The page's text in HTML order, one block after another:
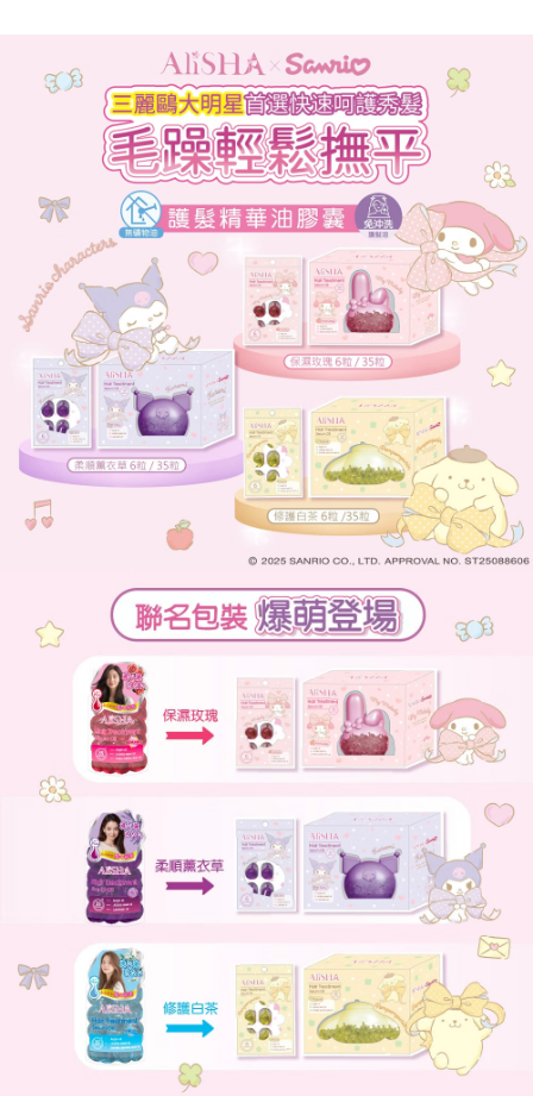
1.分期款項不併入電信帳單，「大哥付你分期」於每月結算日後寄送繳費提
醒簡訊。
2.透過簡訊連結打開帳單後，可選擇「超商條碼／台灣大直營門市／銀行轉
帳／街口支付／iPASS MONEY」等通路繳費。
【注意事項】
1.本服務係由「台灣大哥大股份有限公司」（以下簡稱本公司）所提供，讓
用戶於交易時，得透過本服務購買商品或服務，並由商店將買賣／分期付款
買賣價金債權讓與本公司後，依約使用本公司帳單繳交帳款。
2.基於同意付款使用「大哥付你分期」之契約關係目的，商店將以您的個人
資料（包含姓名、電話或地址）提供予台灣大哥大進項蒐集、處理及利用，
由本公司與您本人進行分期帳單所需資料之確認、核對及更正。
3.完整用戶服務條款，請詳閱以下連結：https://oppay.tw/userRule
【「AFTEE先享後付」結帳流程】
１．於結帳方式選擇「AFTEE先享後付」後，將跳轉至「AFTEE先享後付」
結帳頁面，進行簡訊認證並確認金額後，即可完成結帳。
２．訂單成立數日內，您將收到繳費通知簡訊。
３．收到繳費通知簡訊後14天內，點擊此簡訊中的連結，可透過四大超商／
ATM／網路銀行／等多元方式進行付款，方視為交易完成。
※ 請注意：結帳手續完成當下不需立刻繳費，但若您需要取消訂單，請聯絡
購買商品的店家。未經商家同意取消之訂單仍視為有效，需透過AFTEE先享
後付繳納相關費用。
※ 交易是否成功請以「AFTEE先享後付 」之結帳頁面顯示為準，若有關於
是否繳費成功／繳費後需取消欲退款等相關疑問，請聯繫「AFTEE先享後付
客戶支援中心」
https://netprotections.freshdesk.com/support/home
【注意事項】
１．透過由恩沛科技股份有限公司提供之「AFTEE先享後付」服務完成之交
易，需依本服務之必要範圍內提供個人資料，並將交易相關給付款項請求債
權轉讓予恩沛科技股份有限公司。
２．關於個人資料處理事宜，請瀏覽以下網址：
https://aftee.tw/terms/#terms3
３．未成年的使用者請事先徵得法定代理人或監護人之同意方可使用
「AFTEE先享後付」，若未經同意申辦者引起之損失，本公司不負相關責
任。
４．使用「AFTEE先享後付」時，將依據個別帳號之用戶狀況，依本公司即
時審查核予不同之上限額度；若仍有額度不足之情形，本公司將視審查結果
５．嚴禁一人註冊多個帳號或使用他人資訊註冊。若發現惡意使用之情形，
恩沛科技股份有限公司將有權停止該用戶之使用額度並採取法律行動。
每筆NT$70，滿NT$899(含以上)免運費
付款後7-11取貨
每筆NT$70，滿NT$899(含以上)免運費
每筆NT$100，滿NT$1,000(含以上)免運費
京站台北店客服中心(1F星巴克旁) 即日起不提供京站紙袋，取件時
請自備購物袋，若需購買紙袋可現場詢問
免運費